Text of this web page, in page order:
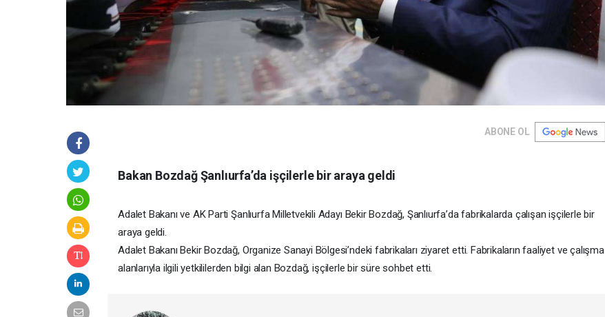
ABONE OL
Bakan Bozdağ Şanlıurfa’da işçilerle bir araya geldi
Adalet Bakanı ve AK Parti Şanlıurfa Milletvekili Adayı Bekir Bozdağ, Şanlıurfa’da fabrikalarda çalışan işçilerle bir
araya geldi.
Adalet Bakanı Bekir Bozdağ, Organize Sanayi Bölgesi’ndeki fabrikaları ziyaret etti. Fabrikaların faaliyet ve çalışma
alanlarıyla ilgili yetkililerden bilgi alan Bozdağ, işçilerle bir süre sohbet etti.